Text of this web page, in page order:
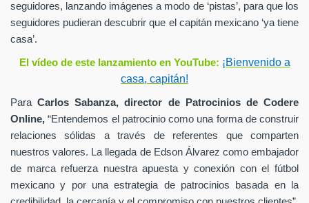
seguidores, lanzando imágenes a modo de ‘pistas’, para que los
seguidores pudieran descubrir que el capitán mexicano ‘ya tiene
casa’.
El vídeo de este lanzamiento en YouTube: ¡Bienvenido a
casa, capitán!
ParaCarlos Sabanza, director de Patrocinios de Codere
Online, “Entendemos el patrocinio como una forma de construir
relaciones sólidas a través de referentes que comparten
nuestros valores. La llegada de Edson Álvarez como embajador
de marca refuerza nuestra apuesta y conexión con el fútbol
mexicano y por una estrategia de patrocinios basada en la